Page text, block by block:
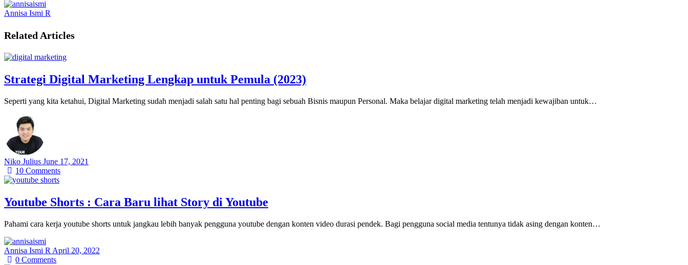
Annisa Ismi R
Related Articles
Strategi Digital Marketing Lengkap untuk Pemula (2023)
Seperti yang kita ketahui, Digital Marketing sudah menjadi salah satu hal penting bagi sebuah Bisnis maupun Personal. Maka belajar digital marketing telah menjadi kewajiban untuk…
Niko Julius June 17, 2021
10Comments
Youtube Shorts : Cara Baru lihat Story di Youtube
Pahami cara kerja youtube shorts untuk jangkau lebih banyak pengguna youtube dengan konten video durasi pendek. Bagi pengguna social media tentunya tidak asing dengan konten…
Annisa Ismi R April 20, 2022
0Comments